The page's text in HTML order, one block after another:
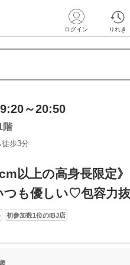
ログイン りれき
～20:50
階
歩3分
以上の高身長限定》
つも優しい♡包容力
初参加数1位のIBJ店